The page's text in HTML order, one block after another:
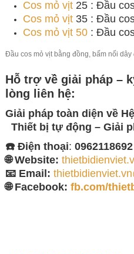
Cos mỏ vịt25 : Đầu
Cos mỏ vịt35 : Đầu
Cos mỏ vịt 50: Đầu
Đầu cos mỏ vịt bằng đồng, bấm nối dây
Hỗ trợ về giải pháp –
lòng liên hệ:
Giải pháp toàn diện về
Thiết bị tự động – Giải
☎️ Điện thoại:
🌐 Website:
📧 Email:
🌐 Facebook: fb.com/